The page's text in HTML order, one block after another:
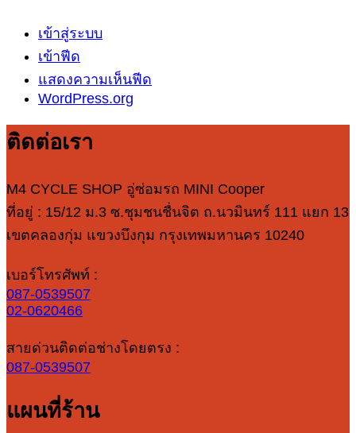
เข้าสู่ระบบ
เข้าฟีด
แสดงความเห็นฟีด
WordPress.org
ติดต่อเรา
M4 CYCLE SHOP อู่ซ่อมรถ MINI Cooper
ที่อยู่ : 15/12 ม.3 ซ.ชุมชนชื่นจิต ถ.นวมินทร์ 111 แยก 13
เขตคลองกุ่ม แขวงบึงกุม กรุงเทพมหานคร 10240
เบอร์โทรศัพท์ :
087-0539507
02-0620466
สายด่วนติดต่อช่างโดยตรง :
087-0539507
แผนที่ร้าน